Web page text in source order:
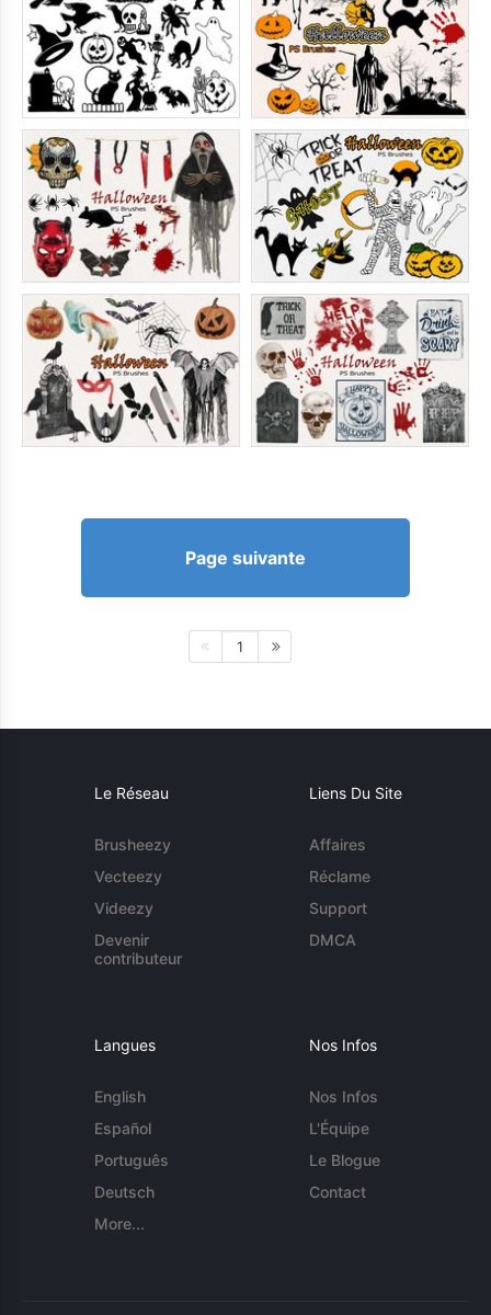
Page suivante
1
Le Réseau
Brusheezy
Vecteezy
Videezy
Devenir
contributeur
Liens Du Site
Affaires
Réclame
Support
DMCA
Langues
English
Español
Português
Deutsch
More...
Nos Infos
Nos Infos
L'Équipe
Le Blogue
Contact